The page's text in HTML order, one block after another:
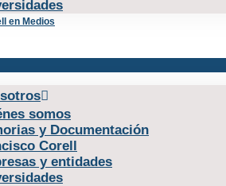
en Medios
somos
y Documentación
Corell
y entidades